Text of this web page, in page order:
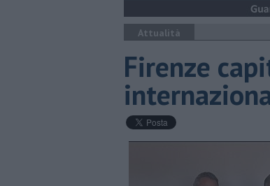
Attualità
Firenze